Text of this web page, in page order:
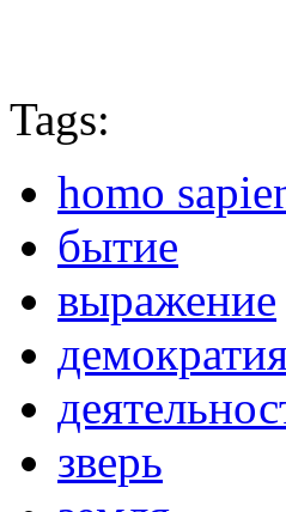
Tags:
homo
бытие
выражение
зверь